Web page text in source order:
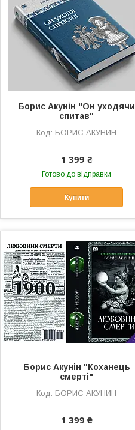
Борис Акунін "Он уходячи
спитав"
БОРИС АКУНИН
1 399 ₴
Готово до відправки
Купити
Борис Акунін "Коханець
смерті"
БОРИС АКУНИН
1 399 ₴